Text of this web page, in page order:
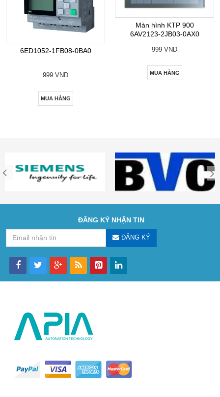
6ED1052-1FB08-0BA0
999 VND
MUA HÀNG
Màn hình KTP 900
6AV2123-2JB03-0AX0
999 VND
MUA HÀNG
ĐĂNG KÝ NHẬN TIN
ĐĂNG KÝ